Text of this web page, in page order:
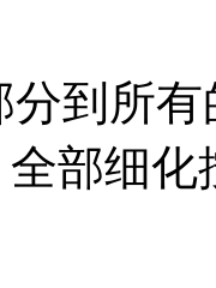
分到所
全部细